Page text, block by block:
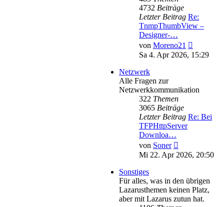
4732 Beiträge
Letzter Beitrag Re:
TnmpThumbView –
Designer-…
von Moreno21
Beitrag
Sa 4. Apr 2026, 15:29
Netzwerk
Alle Fragen zur
Netzwerkkommunikation
322 Themen
3065 Beiträge
Letzter Beitrag Re: Bei
TFPHttpServer
Downloa…
von Soner
Beitrag
Mi 22. Apr 2026, 20:50
Sonstiges
Für alles, was in den übrigen
Lazarusthemen keinen Platz,
aber mit Lazarus zutun hat.